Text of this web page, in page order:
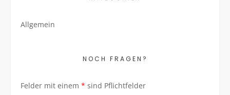
Allgemein
NOCH FRAGEN?
Felder mit einem * sind Pflichtfelder